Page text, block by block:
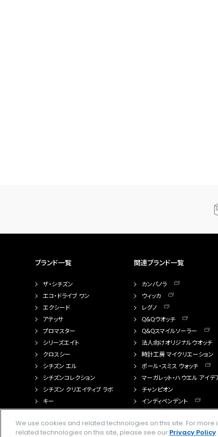
ブランド一覧
ザ・シチズン
エコ・ドライブ ワン
エクシード
アテッサ
プロマスター
シリーズエイト
クロスシー
シチズン エル
シチズンコレクション
シチズン クリエイティブ ラボ
キー
関連ブランド一覧
カンパノラ
ウィッカ
レグノ
Q&Qウオッチ
Q&Qスマイルソーラー
法人向けオリジナルウオッチ
時計工房 マイクリエーション
ポール・スミス ウォッチ
マーガレット・ハウエル アイデ
チャンピオン
インディペンデント
We use cookies and related technologies on this site. For
related technologies on this site, please see our Privacy Policy